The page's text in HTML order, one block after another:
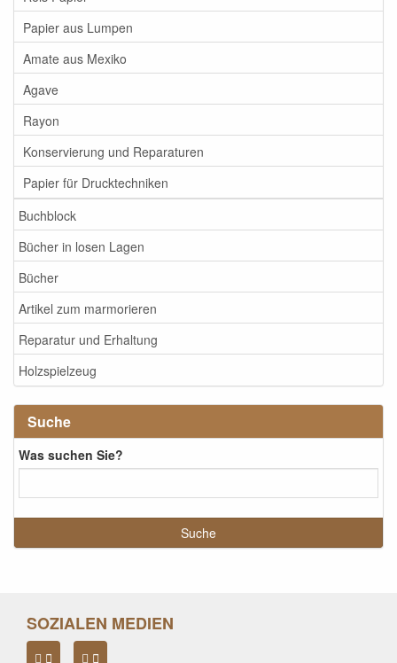
Papier aus Lumpen
Amate aus Mexiko
Agave
Rayon
Konservierung und Reparaturen
Papier für Drucktechniken
Buchblock
Bücher in losen Lagen
Bücher
Artikel zum marmorieren
Reparatur und Erhaltung
Holzspielzeug
Suche
Was suchen Sie?
SOZIALEN MEDIEN